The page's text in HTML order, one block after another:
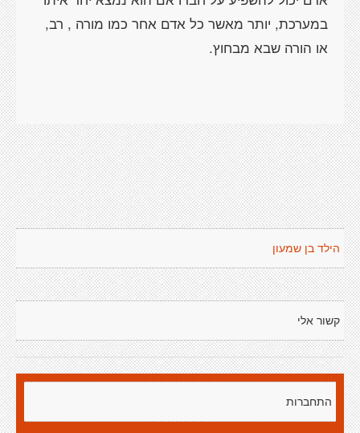
במערכת, יותר מאשר כל אדם אחר כמו מורה , רב,
הילד בן שמעון
קשור אלי
התחברות